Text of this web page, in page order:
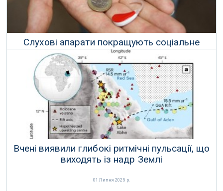
Слухові апарати покращують соціальне
життя
06 Липня 2025 р.
Вчені виявили глибокі ритмічні пульсації, що
виходять із надр Землі
01 Липня 2025 р.